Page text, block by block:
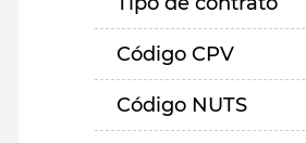
Código CPV
Código NUTS